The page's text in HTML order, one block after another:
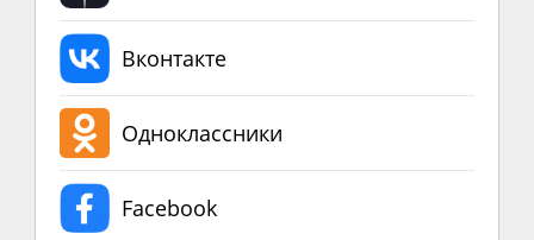
Вконтакте
Одноклассники
Facebook